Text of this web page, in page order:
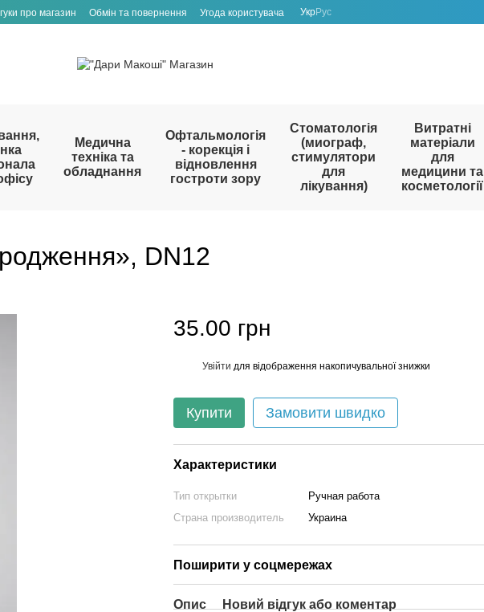
про магазин Обмін та повернення Угода користувача УкрРус
Медична
техніка та
обладнання
Офтальмологія
- корекція і
відновлення
гостроти зору
Стоматологія
(миограф,
стимулятори
для
лікування)
Витратні
матеріали
для
медицини та
косметології
DN12
35.00 грн
Увійти для відображення накопичувальної знижки
Купити Замовити швидко
Характеристики
Тип открытки
Ручная работа
Страна производитель
Украина
Поширити у соцмережах
Опис
Новий відгук або коментар